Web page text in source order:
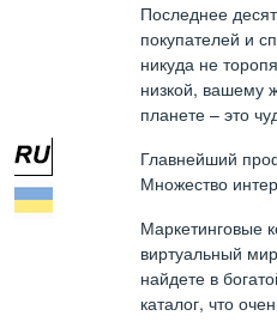
Последнее
покупателей и
никуда не
низкой, вашему
планете – это
Главнейший
Множество
Маркетинговые
виртуальный
найдете в
каталог, что